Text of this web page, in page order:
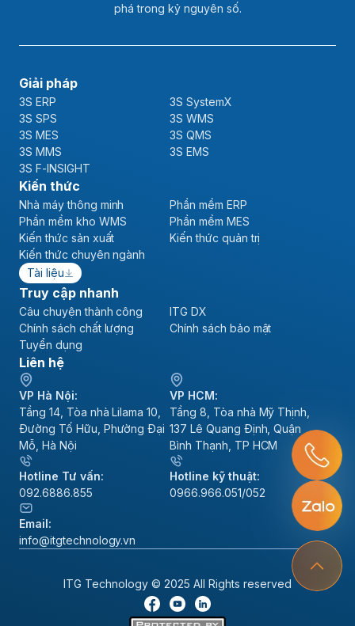
phá trong kỷ nguyên số.
Giải pháp
3S ERP
3S SystemX
3S SPS
3S WMS
3S MES
3S QMS
3S MMS
3S EMS
3S F-INSIGHT
Kiến thức
Nhà máy thông minh
Phần mềm ERP
Phần mềm kho WMS
Phần mềm MES
Kiến thức sản xuất
Kiến thức quản trị
Kiến thức chuyên ngành
Tài liệu
Truy cập nhanh
Câu chuyện thành công
ITG DX
Chính sách chất lượng
Chính sách bảo mật
Tuyển dụng
Liên hệ
VP Hà Nội:
Tầng 14, Tòa nhà Lilama 10,
Đường Tố Hữu, Phường Đại
Mỗ, Hà Nội
VP HCM:
Tầng 8, Tòa nhà Mỹ Thịnh,
137 Lê Quang Định, Quận
Bình Thạnh, TP HCM
Hotline Tư vấn:
092.6886.855
Hotline kỹ thuật:
0966.966.051/052
Email:
info@itgtechnology.vn
ITG Technology © 2025 All Rights reserved